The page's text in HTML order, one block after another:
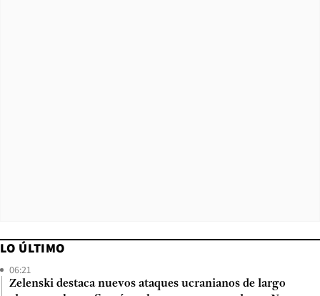
LO ÚLTIMO
06:21
Zelenski destaca nuevos ataques ucranianos de largo